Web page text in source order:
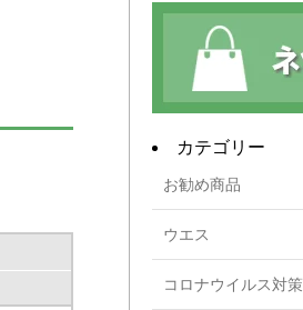
カテゴリー
お勧め商品
ウエス
コロナウイルス対策